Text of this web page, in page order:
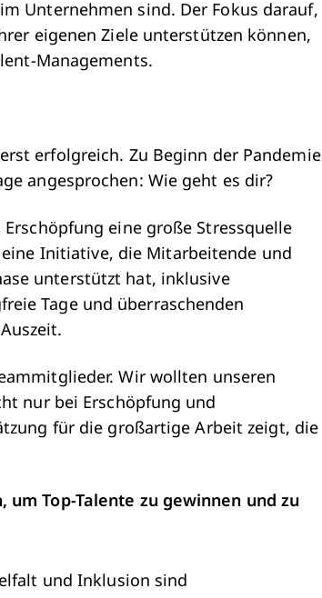
Unternehmen sind. Der Fokus darauf,
eigenen Ziele unterstützen können,
Managements.
erfolgreich. Zu Beginn der Pandemie
angesprochen: Wie geht es dir?
eine große Stressquelle
eine Initiative, die Mitarbeitende und
unterstützt hat, inklusive
Tage und überraschenden
Wir wollten unseren
nur bei Erschöpfung und
für die großartige Arbeit zeigt, die
Top-Talente zu gewinnen und zu
und Inklusion sind